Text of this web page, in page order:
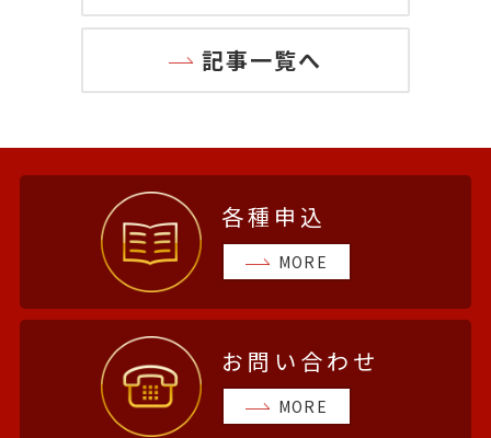
記事一覧へ
各種申込
MORE
お問い合わせ
MORE